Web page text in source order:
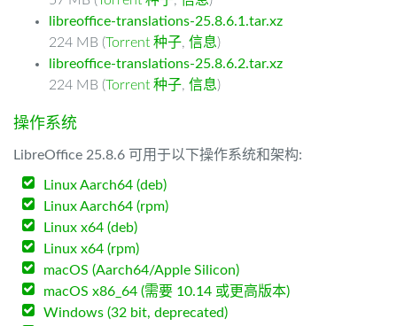
libreoffice-translations-25.8.6.1.tar.xz
224 MB (Torrent 种子, 信息)
libreoffice-translations-25.8.6.2.tar.xz
224 MB (Torrent 种子, 信息)
操作系统
LibreOffice 25.8.6 可用于以下操作系统和架构:
Linux Aarch64 (deb)
Linux Aarch64 (rpm)
Linux x64 (deb)
Linux x64 (rpm)
macOS (Aarch64/Apple Silicon)
macOS x86_64 (需要 10.14 或更高版本)
Windows (32 bit, deprecated)